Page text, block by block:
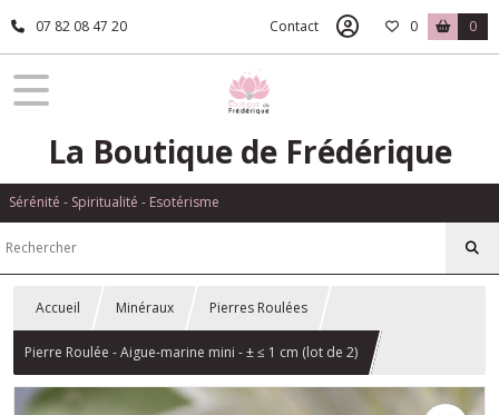
07 82 08 47 20 Contact 0 0
La Boutique de Frédérique
Sérénité - Spiritualité - Esotérisme
Accueil Minéraux Pierres Roulées
Pierre Roulée - Aigue-marine mini - ± ≤ 1 cm (lot de 2)